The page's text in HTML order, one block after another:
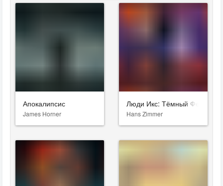
Апокалипсис
James Horner
Люди Икс: Тёмный Феникс
Hans Zimmer